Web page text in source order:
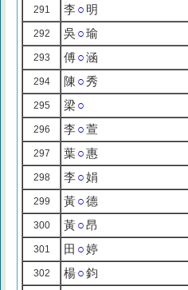
291 李○ 明
292 吳 ○瑜
293 傅○涵
294 陳 ○秀
295 梁 ○
296 李○萱
297 葉○惠
298 李○娟
299 黃○德
300 黃○昂
301 田 ○婷
302 楊○鈞